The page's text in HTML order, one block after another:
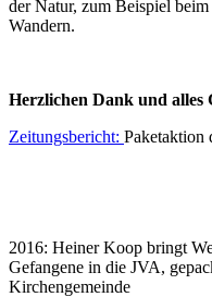
der Natur, zum Beispiel
Wandern.
Herzlichen Dank und alles
Zeitungsbericht: Paketaktion
2016: Heiner Koop bringt
Gefangene in die JVA,
Kirchengemeinde